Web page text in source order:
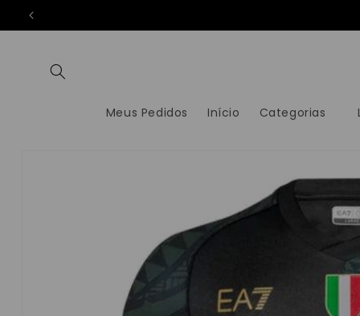
PARA O
CONTEÚDO
Meus Pedidos Início Categorias